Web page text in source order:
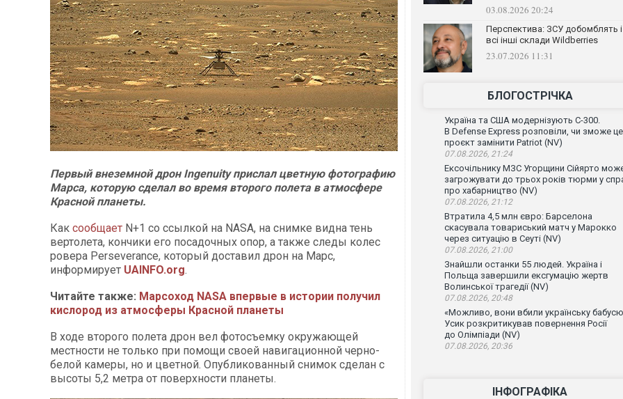
Первый внеземной дрон Ingenuity прислал цветную фотографию
Марса, которую сделал во время второго полета в атмосфере
Красной планеты.
Как сообщает N+1 со ссылкой на NASA, на снимке видна тень
вертолета, кончики его посадочных опор, а также следы колес
ровера Perseverance, который доставил дрон на Марс,
информирует UAINFO.org.
Читайте также: Марсоход NASA впервые в истории получил
кислород из атмосферы Красной планеты
В ходе второго полета дрон вел фотосъемку окружающей
местности не только при помощи своей навигационной черно-
белой камеры, но и цветной. Опубликованный снимок сделан с
высоты 5,2 метра от поверхности планеты.
03.08.2026 20:24
Перспектива: ЗСУ добомблять і
всі інші склади Wildberries
23.07.2026 11:31
БЛОГОСТРІЧКА
Україна та США модернізують С-300.
В Defense Express розповіли, чи зможе
проєкт замінити Patriot (NV)
07.08.2026, 21:24
Ексочільнику МЗС Угорщини Сійярто
загрожувати до трьох років тюрми у
про хабарництво (NV)
07.08.2026, 21:12
Втратила 4,5 млн євро: Барселона
скасувала товариський матч у Марокко
через ситуацію в Сеуті (NV)
07.08.2026, 21:00
Знайшли останки 55 людей. Україна і
Польща завершили ексгумацію жертв
Волинської трагедії (NV)
07.08.2026, 20:48
«Можливо, вони вбили українську
Усик розкритикував повернення Росії
до Олімпіади (NV)
07.08.2026, 20:36
ІНФОГРАФІКА